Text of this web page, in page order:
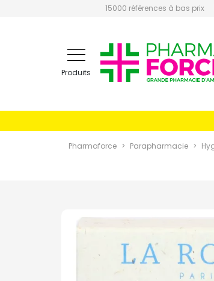
15000 références à bas prix
Produits
Pharmaforce Parapharmacie